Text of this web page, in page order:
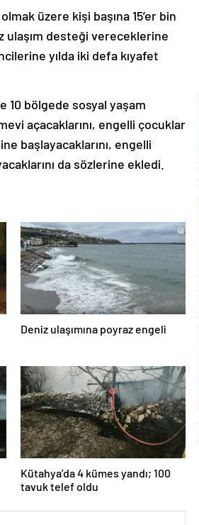
üzere kişi başına 15’er bin
ulaşım desteği vereceklerine
yılda iki defa kıyafet
10 bölgede sosyal yaşam
açacaklarını, engelli çocuklar
başlayacaklarını, engelli
da sözlerine ekledi.
Deniz ulaşımına poyraz engeli
Kütahya’da 4 kümes yandı; 100
tavuk telef oldu